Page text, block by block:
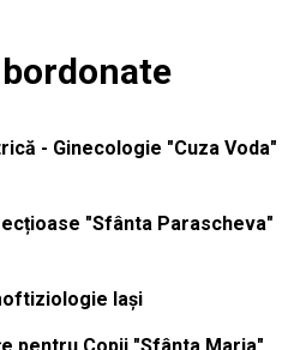
- Ginecologie "Cuza Voda"
"Sfânta Parascheva"
Iași